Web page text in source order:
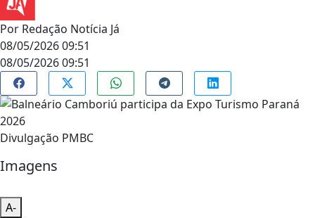
Por Redação Notícia Já
08/05/2026 09:51
08/05/2026 09:51
Divulgação PMBC
Imagens
A-